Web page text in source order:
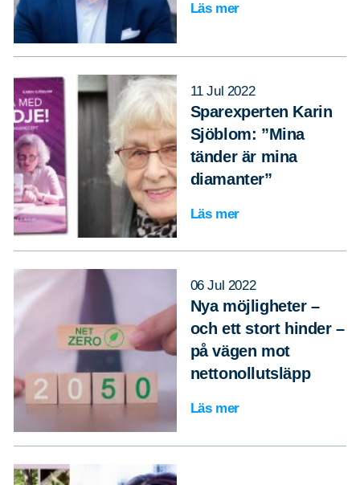
Läs mer
11 Jul 2022
Sparexperten Karin
Sjöblom: ”Mina
tänder är mina
diamanter”
Läs mer
06 Jul 2022
Nya möjligheter –
och ett stort hinder –
på vägen mot
nettonollutsläpp
Läs mer
Sök på sidan:
Sök
efter: